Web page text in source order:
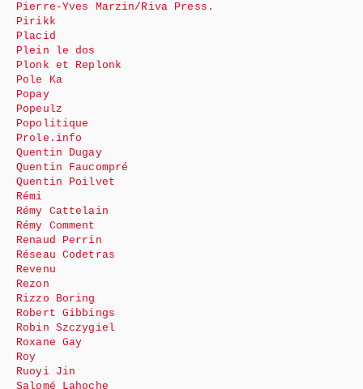
Pierre-Yves Marzin/Riva Press.
Pirikk
Placid
Plein le dos
Plonk et Replonk
Pole Ka
Popay
Popeulz
Popolitique
Prole.info
Quentin Dugay
Quentin Faucompré
Quentin Poilvet
Rémi
Rémy Cattelain
Rémy Comment
Renaud Perrin
Réseau Codetras
Revenu
Rezon
Rizzo Boring
Robert Gibbings
Robin Szczygiel
Roxane Gay
Roy
Ruoyi Jin
Salomé Lahoche